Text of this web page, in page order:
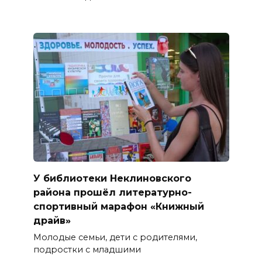
У библиотеки Неклиновского
района прошёл литературно-
спортивный марафон «Книжный
драйв»
Молодые семьи, дети с родителями,
подростки с младшими